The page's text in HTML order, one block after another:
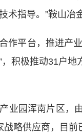
术指导。”鞍山冶
平台，推进产业
，积极推动31户
园浑南片区，由
略供应商，目前